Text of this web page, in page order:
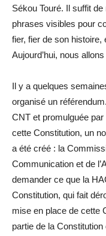
Sékou Touré. Il suffit
phrases visibles pour
fier, fier de son histoire,
Aujourd’hui, nous
Il y a quelques
organisé un
CNT et promulguée
cette Constitution, un
a été créé : la
Communication et de
demander ce que la
Constitution, qui fait
mise en place de cette
partie de la